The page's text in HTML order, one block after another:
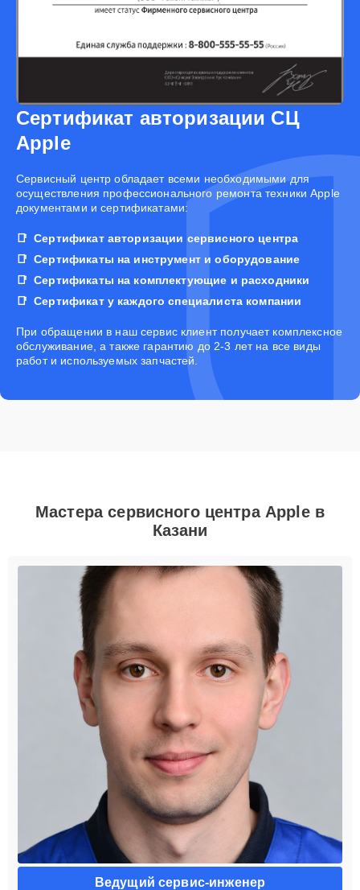
Сертификат авторизации СЦ
Apple
Cервисный центр обладает всеми необходимыми для
осуществления профессионального ремонта техники Apple
документами и сертификатами:
Сертификат авторизации сервисного центра
Сертификаты на инструмент и оборудование
Сертификаты на комплектующие и расходники
Сертификат у каждого специалиста компании
При обращении в наш сервис клиент получает комплексное
обслуживание, а также гарантию до 2-3 лет на все виды
работ и используемых запчастей.
Мастера сервисного центра Apple в
Казани
Ведущий сервис-инженер